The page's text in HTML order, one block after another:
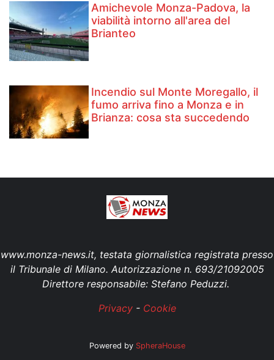
Amichevole Monza-Padova, la
viabilità intorno all'area del
Brianteo
Incendio sul Monte Moregallo, il
fumo arriva fino a Monza e in
Brianza: cosa sta succedendo
www.monza-news.it, testata giornalistica registrata presso
il Tribunale di Milano. Autorizzazione n. 693/21092005
Direttore responsabile: Stefano Peduzzi.
Privacy- Cookie
Powered by SpheraHouse